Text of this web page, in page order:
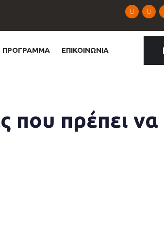
ΠΡΟΓΡΑΜΜΑ ΕΠΙΚΟΙΝΩΝΙΑ
που πρέπει να